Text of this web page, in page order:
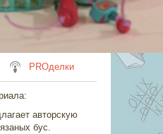
PROделки
:
авторскую
бус.